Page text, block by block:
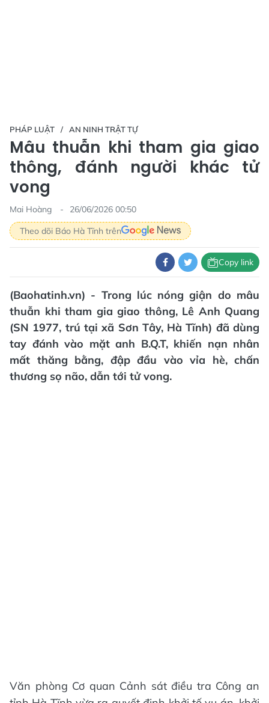
PHÁP LUẬT AN NINH TRẬT TỰ
Mâu thuẫn khi tham gia giao
thông, đánh người khác tử
vong
Mai Hoàng
26/06/2026 00:50
Theo dõi Báo Hà Tĩnh trên
Copy link
(Baohatinh.vn) - Trong lúc nóng giận do mâu
thuẫn khi tham gia giao thông, Lê Anh Quang
(SN 1977, trú tại xã Sơn Tây, Hà Tĩnh) đã dùng
tay đánh vào mặt anh B.Q.T, khiến nạn nhân
mất thăng bằng, đập đầu vào vỉa hè, chấn
thương sọ não, dẫn tới tử vong.
Văn phòng Cơ quan Cảnh sát điều tra Công an